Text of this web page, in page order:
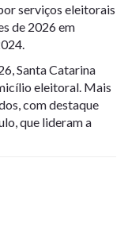
serviços eleitorais
de 2026 em
Santa Catarina
eleitoral. Mais
com destaque
que lideram a